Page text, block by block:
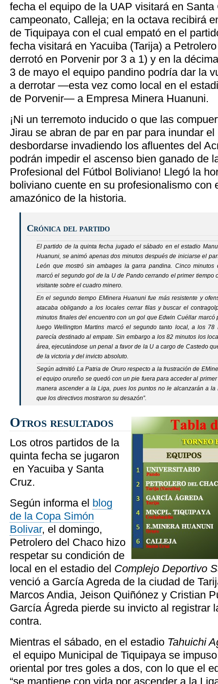
fecha el equipo de la UAP visitará en
campeonato, Calleja; en la octava recibirá
de Tiquipaya con el cual empató en el
fecha visitará en Yacuiba (Tarija) a
derrotó en Porvenir por 3 a 1) y en la
3 de mayo el equipo pandino podría dar la
a derrotar —esta vez como local en el
de Porvenir— a Empresa Minera Huanuni.
¡Ni un terremoto inducido o que las
Jirau se abran de par en par para inundar
desbordarse invadiendo los afluentes del
podrán impedir el ascenso bien ganado de
Profesional del Fútbol Boliviano! Llegó la
boliviano cuente en su profesionalismo con
amazónico de la historia.
Crónica del partido
El partido de la quinta fecha jugado el sábado en el estadio
Huanuni, se animó apenas dos minutos después de iniciarse el
León que mostró sin ambages la garra pandina. Cinco minutos
marcó el segundo gol de la U de Pando cerrando el primer tiempo
visitante sobre el cuadro minero.
En el segundo tiempo EMinera Huanuni fue más resistente y
atacaba obligando a los locales cerrar filas y buscar el
minutos finales del encuentro con un gol que Edwin Cuéllar marcó
luego Wellington Martins marcó el segundo tanto local, a los
parecía destinado al empate. Sin embargo a los 82 minutos los
área, ejecutándose un penal a favor de la U a cargo de Castedo
de la victoria y del invicto absoluto.
Según admitió La Patria de Oruro respecto a la frustración de
el equipo orureño se quedó con un pie fuera para acceder al
manera ascender a la Liga, pues los puntos no le alcanzarán a
que los directivos mostraron su desazón”.
Otros resultados
Los otros partidos de la
quinta fecha se jugaron
en Yacuiba y Santa
Cruz.
Según informa el blog
de la Copa Simón
Bolivar, el domingo,
Petrolero del Chaco hizo
respetar su condición de
local en el estadio del Complejo Deportivo
venció a García Agreda de la ciudad de
Marcos Andia, Jeison Quiñónez y Cristian
García Ágreda pierde su invicto al registrar
contra.
Mientras el sábado, en el estadio Tahuichi
el equipo Municipal de Tiquipaya se
oriental por tres goles a dos, con lo que el
“se mantiene con vida por ascender a la